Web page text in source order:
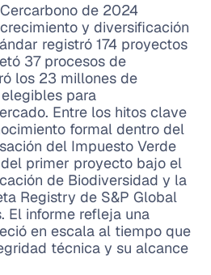
de 2024
y diversificación
registró 174 proyectos
37 procesos de
los 23 millones de
para
Entre los hitos clave
formal dentro del
del Impuesto Verde
primer proyecto bajo el
de Biodiversidad y la
Registry de S&P Global
El informe refleja una
en escala al tiempo que
técnica y su alcance